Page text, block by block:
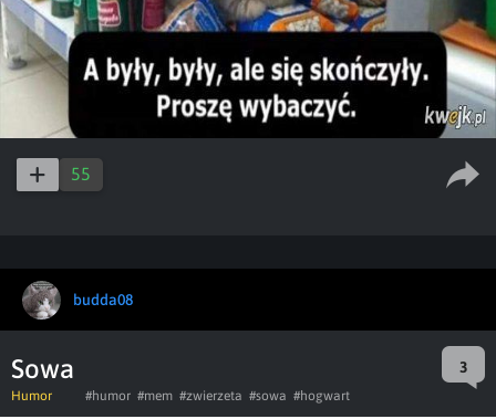
55
budda08
Sowa 3
Humor #humor #mem #zwierzeta #sowa #hogwart